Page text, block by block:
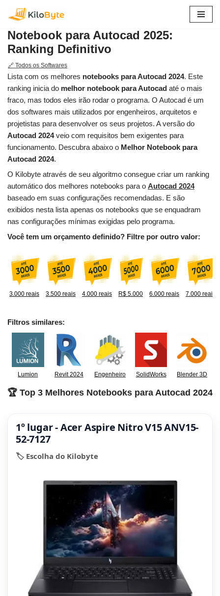
para
o
conteúdo
Notebook para Autocad 2025:
Ranking Definitivo
🔗 Todos os Softwares
Lista com os melhores notebooks para Autocad 2024. Este
ranking inicia do melhor notebook para Autocad até o mais
fraco, mas todos eles irão rodar o programa. O Autocad é um
dos softwares mais utilizados por engenheiros, arquitetos e
projetistas para desenvolver os seus projetos. A versão do
Autocad 2024veio com requisitos bem exigentes para
funcionamento. Descubra abaixo o Melhor Notebook para
Autocad 2024.
O Kilobyte através de seu algoritmo consegue criar um ranking
automático dos melhores notebooks para o Autocad 2024
baseado em suas configurações recomendadas. E são
exibidos nesta lista apenas os notebooks que se enquadram
nas configurações mínimas exigidas pelo programa.
Você tem um orçamento definido? Filtre por outro valor:
3.000 reais 3.500 reais 4.000 reais R$ 5.000 6.000 reais 7.000 reais
Filtros similares:
Lumion Revit 2024 Engenheiro SolidWorks Blender 3D
🏆 Top 3 Melhores Notebooks para Autocad 2024
1º lugar - Acer Aspire Nitro V15 ANV15-
52-7127
🏷️ Escolha do Kilobyte